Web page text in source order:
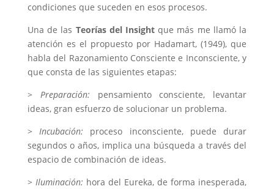
condiciones que suceden en esos procesos.
Una de las Teorías del Insight que más me llamó la
atención es el propuesto por Hadamart, (1949), que
habla del Razonamiento Consciente e Inconsciente, y
que consta de las siguientes etapas:
> Preparación: pensamiento consciente, levantar
ideas, gran esfuerzo de solucionar un problema.
>Incubación: proceso inconsciente, puede durar
segundos o años, implica una búsqueda a través del
espacio de combinación de ideas.
> Iluminación: hora del Eureka, de forma inesperada,